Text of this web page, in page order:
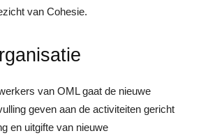
van Cohesie.
van OML gaat de nieuwe
geven aan de activiteiten gericht
en uitgifte van nieuwe